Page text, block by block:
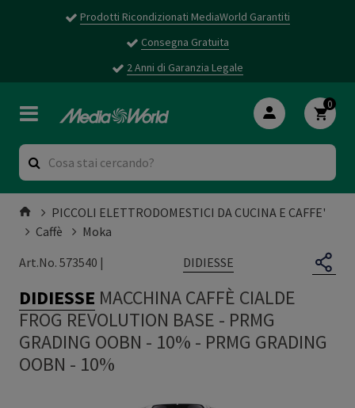
Prodotti Ricondizionati MediaWorld Garantiti
Consegna Gratuita
2 Anni di Garanzia Legale
0
PICCOLI ELETTRODOMESTICI DA CUCINA E CAFFE'
Caffè
Moka
Art.No. 573540 |
DIDIESSE
DIDIESSE MACCHINA CAFFÈ CIALDE
FROG REVOLUTION BASE - PRMG
GRADING OOBN - 10% - PRMG GRADING
OOBN - 10%